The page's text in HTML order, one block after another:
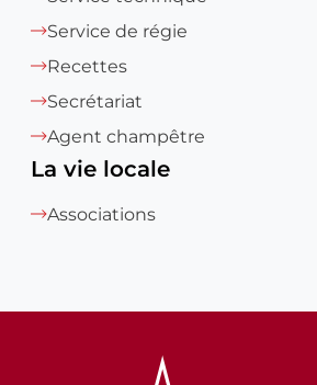
Service de régie
Recettes
Secrétariat
Agent champêtre
La vie locale
Associations